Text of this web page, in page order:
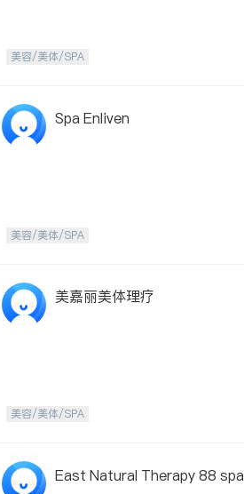
美容/美体/SPA
Spa Enliven
美容/美体/SPA
美嘉丽美体理疗
美容/美体/SPA
East Natural Therapy 88 spa